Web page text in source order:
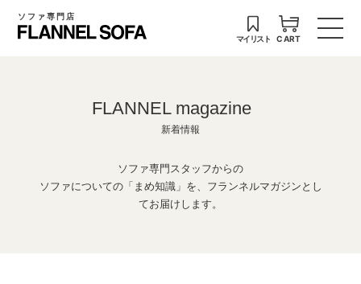
ソファ専門店
マイリスト CART
FLANNEL magazine
新着情報
ソファ専門スタッフからの
ソファについての「まめ知識」を、フランネルマガジンとし
てお届けします。